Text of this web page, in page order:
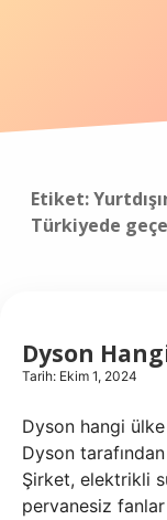
Anasayfa
Yasal Uyarı
Etiket:
Türkiyede
Dyson
Tarih: Ekim 1, 2024
Dyson hangi
Dyson
Şirket, elektrikli
pervanesiz fanlar